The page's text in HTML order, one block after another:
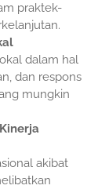
praktek-
dalam hal
dan respons
mungkin
akibat